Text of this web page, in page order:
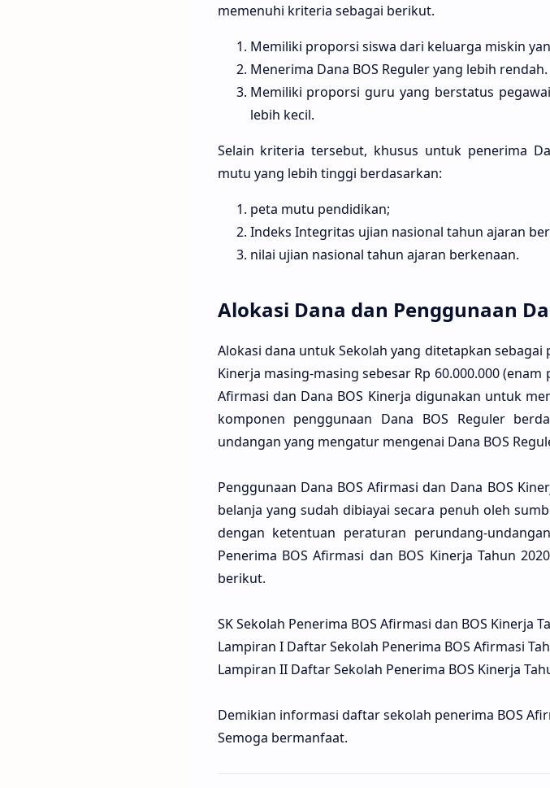
memenuhi kriteria sebagai berikut.
Memiliki proporsi siswa dari keluarga miskin
Menerima Dana BOS Reguler yang lebih rendah.
Memiliki proporsi guru yang berstatus
lebih kecil.
Selain kriteria tersebut, khusus untuk penerima
mutu yang lebih tinggi berdasarkan:
peta mutu pendidikan;
Indeks Integritas ujian nasional tahun ajaran
nilai ujian nasional tahun ajaran berkenaan.
Alokasi Dana dan Penggunaan
Alokasi dana untuk Sekolah yang ditetapkan sebagai
Kinerja masing-masing sebesar Rp 60.000.000
Afirmasi dan Dana BOS Kinerja digunakan untuk
komponen penggunaan Dana BOS Reguler
undangan yang mengatur mengenai Dana BOS
Penggunaan Dana BOS Afirmasi dan Dana BOS
belanja yang sudah dibiayai secara penuh oleh
dengan ketentuan peraturan perundang-
Penerima BOS Afirmasi dan BOS Kinerja Tahun
berikut.
SK Sekolah Penerima BOS Afirmasi dan BOS Kinerja
Lampiran I Daftar Sekolah Penerima BOS Afirmasi
Lampiran II Daftar Sekolah Penerima BOS Kinerja
Demikian informasi daftar sekolah penerima BOS
Semoga bermanfaat.